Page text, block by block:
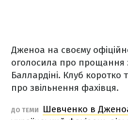
Дженоа на своєму
оголосила про прощання
Баллардіні. Клуб коротко
про звільнення фахівця.
ДО ТЕМИ
Шевченко в